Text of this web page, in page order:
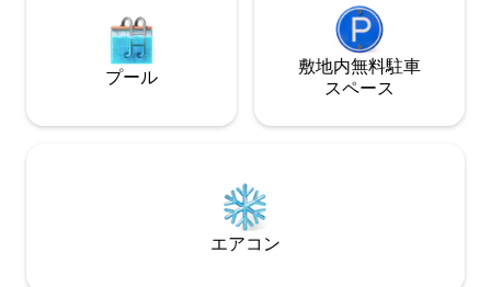
プール
敷地内無料駐⁠車
ス⁠ペ⁠ー⁠ス
エアコン